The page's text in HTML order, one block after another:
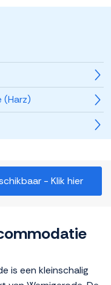
(Harz)
- Klik hier
is een kleinschalig